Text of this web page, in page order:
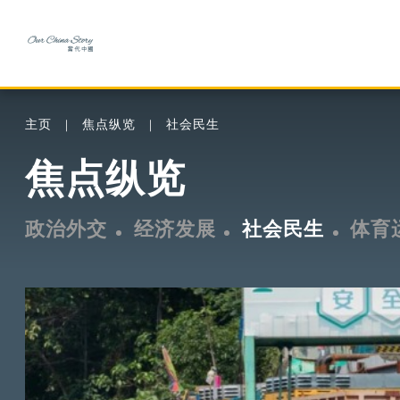
主页 焦点纵览 社会民生
焦点纵览
政治外交 经济发展 社会民生 体育